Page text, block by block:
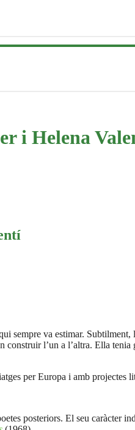
i Helena
sempre va estimar.
construir l’un a l’altra. Ella
per Europa i amb projectes
posteriors. El seu caràcter